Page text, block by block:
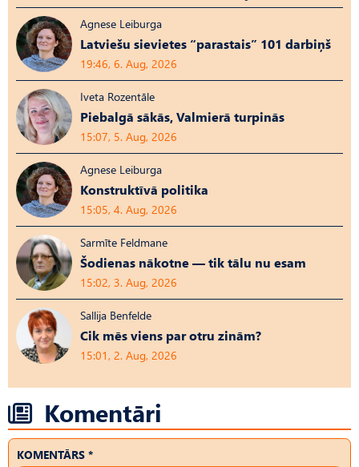
Agnese Leiburga
Latviešu sievietes “parastais” 101 darbiņš
19:46, 6. Aug, 2026
Iveta Rozentāle
Piebalgā sākās, Valmierā turpinās
15:07, 5. Aug, 2026
Agnese Leiburga
Konstruktīvā politika
15:05, 4. Aug, 2026
Sarmīte Feldmane
Šodienas nākotne — tik tālu nu esam
15:02, 3. Aug, 2026
Sallija Benfelde
Cik mēs viens par otru zinām?
15:01, 2. Aug, 2026
Komentāri
KOMENTĀRS *